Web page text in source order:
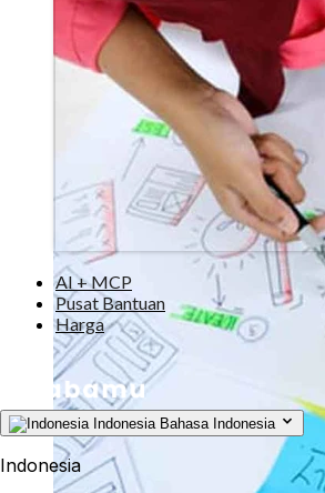
AI + MCP
Pusat Bantuan
Harga
Indonesia Bahasa Indonesia
Indonesia